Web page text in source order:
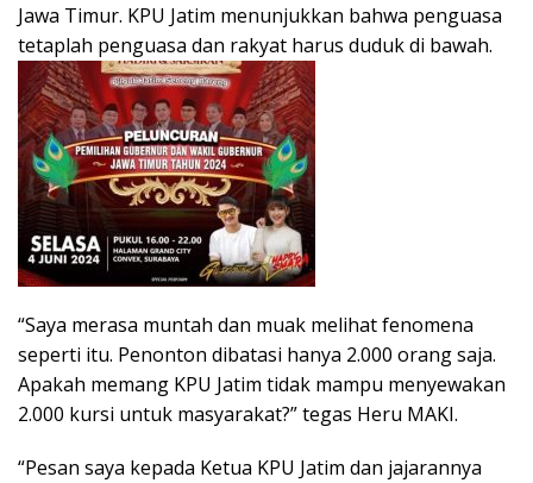
Jawa Timur. KPU Jatim menunjukkan bahwa penguasa
tetaplah penguasa dan rakyat harus duduk di bawah.
“Saya merasa muntah dan muak melihat fenomena
seperti itu. Penonton dibatasi hanya 2.000 orang saja.
Apakah memang KPU Jatim tidak mampu menyewakan
2.000 kursi untuk masyarakat?” tegas Heru MAKI.
“Pesan saya kepada Ketua KPU Jatim dan jajarannya